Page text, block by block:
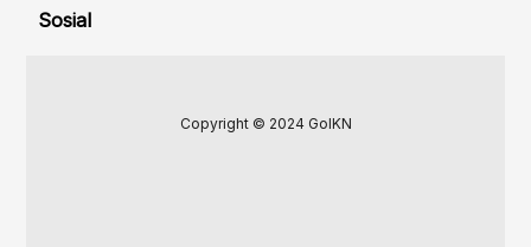
Sosial
Copyright © 2024 GoIKN